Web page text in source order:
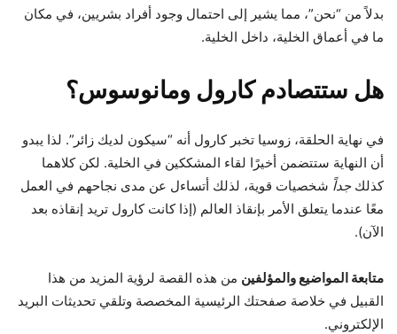
بدلاً من “نحن”، مما يشير إلى احتمال وجود أفراد بشريين، في مكان
ما في أعماق الخلية، داخل الخلية.
هل ستتصادم كارول ومانوسوس؟
في نهاية الحلقة، زوسيا تخبر كارول أنه “سيكون لديك زائر”. لذا يبدو
أن النهاية ستتضمن أخيرًا لقاء المشككين في الخلية. لكن كلاهما
كذلكجداً شخصيات قوية، لذلك أتساءل عن مدى نجاحهم في العمل
معًا عندما يتعلق الأمر بإنقاذ العالم (إذا كانت كارول تريد إنقاذه بعد
الآن).
متابعة المواضيع والمؤلفين من هذه القصة لرؤية المزيد من هذا
القبيل في خلاصة صفحتك الرئيسية المخصصة وتلقي تحديثات البريد
الإلكتروني.